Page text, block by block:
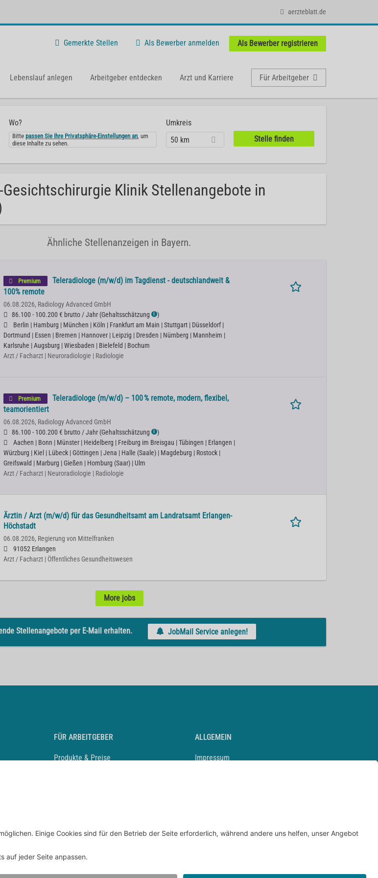
aerzteblatt.de
Gemerkte Stellen Als Bewerber anmelden Als Bewerber registrieren
Lebenslauf anlegen Arbeitgeber entdecken Arzt und Karriere Für Arbeitgeber
Wo?
Bittepassen Sie Ihre Privatsphäre-Einstellungen an, um
diese Inhalte zu sehen.
Umkreis
50 km
Klinik Stellenangebote in
Ähnliche Stellenanzeigen in Bayern.
Premium
Teleradiologe (m/w/d) im Tagdienst - deutschlandweit &
100% remote
06.08.2026, Radiology Advanced GmbH
86.100 - 100.200 € brutto / Jahr (Gehaltsschätzung ℹ )
Berlin | Hamburg | München | Köln | Frankfurt am Main | Stuttgart | Düsseldorf |
Dortmund | Essen | Bremen | Hannover | Leipzig | Dresden | Nürnberg | Mannheim |
Karlsruhe | Augsburg | Wiesbaden | Bielefeld | Bochum
Arzt / Facharzt | Neuroradiologie | Radiologie
Premium
Teleradiologe (m/w/d) – 100 % remote, modern, flexibel,
teamorientiert
06.08.2026, Radiology Advanced GmbH
86.100 - 100.200 € brutto / Jahr (Gehaltsschätzung ℹ )
Aachen | Bonn | Münster | Heidelberg | Freiburg im Breisgau | Tübingen | Erlangen |
Würzburg | Kiel | Lübeck | Göttingen | Jena | Halle (Saale) | Magdeburg | Rostock |
Greifswald | Marburg | Gießen | Homburg (Saar) | Ulm
Arzt / Facharzt | Neuroradiologie | Radiologie
Ärztin / Arzt (m/w/d) für das Gesundheitsamt am Landratsamt Erlangen-
Höchstadt
06.08.2026, Regierung von Mittelfranken
91052 Erlangen
Arzt / Facharzt | Öffentliches Gesundheitswesen
More jobs
Stellenangebote per E-Mail erhalten. JobMail Service anlegen!
FÜR ARBEITGEBER
Produkte & Preise
ALLGEMEIN
Impressum